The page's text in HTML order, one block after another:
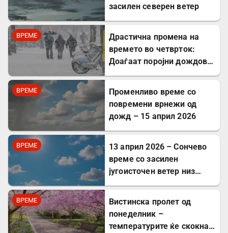
засилен северен ветер
ВРЕМЕ
Драстична промена на
времето во четврток:
Доаѓаат поројни дождови,
ВРЕМЕ
Променливо време со
повремени врнежи од
дожд – 15 април 2026
ВРЕМЕ
13 април 2026 – Сончево
време со засилен
југоисточен ветер низ
ВРЕМЕ
Вистинска пролет од
понеделник –
температурите ќе скокнат